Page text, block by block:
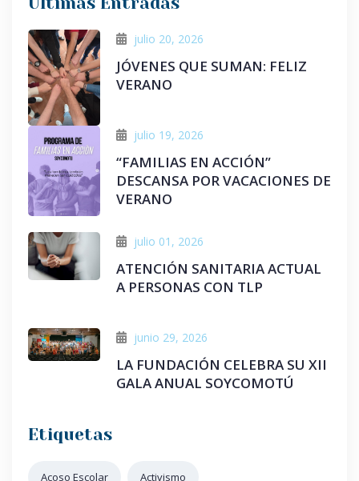
julio 20, 2026
JÓVENES QUE SUMAN: FELIZ
VERANO
julio 19, 2026
“FAMILIAS EN ACCIÓN”
DESCANSA POR VACACIONES DE
VERANO
julio 01, 2026
ATENCIÓN SANITARIA ACTUAL
A PERSONAS CON TLP
junio 29, 2026
LA FUNDACIÓN CELEBRA SU XII
GALA ANUAL SOYCOMOTÚ
Etiquetas
Acoso Escolar Activismo